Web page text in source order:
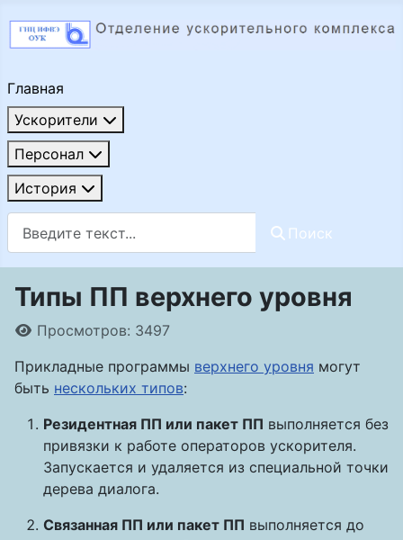
Главная
Ускорители
Персонал
История
Поиск
Типы ПП верхнего уровня
Информация о материале
Просмотров: 3497
Прикладные программы верхнего уровня могут
быть нескольких типов:
Резидентная ПП или пакет ПП выполняется без
привязки к работе операторов ускорителя.
Запускается и удаляется из специальной точки
дерева диалога.
Связанная ПП или пакет ПП выполняется до